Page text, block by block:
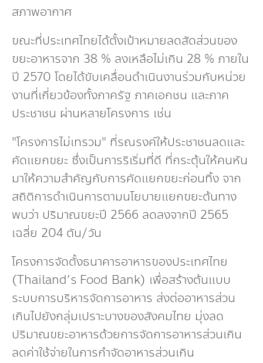
สภาพอากาศ
ขณะที่ประเทศไทยได้ตั้งเป้าหมายลดสัดส่วนของ
ขยะอาหารจาก 38 % ลงเหลือไม่เกิน 28 % ภายใน
ปี 2570 โดยได้ขับเคลื่อนดำเนินงานร่วมกับหน่วย
งานที่เกี่ยวข้องทั้งภาครัฐ ภาคเอกชน และภาค
ประชาชน ผ่านหลายโครงการ เช่น
"โครงการไม่เทรวม" ที่รณรงค์ให้ประชาชนลดและ
คัดแยกขยะ ซึ่งเป็นการริเริ่มที่ดี ที่กระตุ้นให้คนหัน
มาให้ความสำคัญกับการคัดแยกขยะก่อนทิ้ง จาก
สถิติการดำเนินการตามนโยบายแยกขยะต้นทาง
พบว่า ปริมาณขยะปี 2566 ลดลงจากปี 2565
เฉลี่ย 204 ตัน/วัน
โครงการจัดตั้งธนาคารอาหารของประเทศไทย
(Thailand’s Food Bank) เพื่อสร้างต้นแบบ
ระบบการบริหารจัดการอาหาร ส่งต่ออาหารส่วน
เกินไปยังกลุ่มเปราะบางของสังคมไทย มุ่งลด
ปริมาณขยะอาหารด้วยการจัดการอาหารส่วนเกิน
ลดค่าใช้จ่ายในการกำจัดอาหารส่วนเกิน